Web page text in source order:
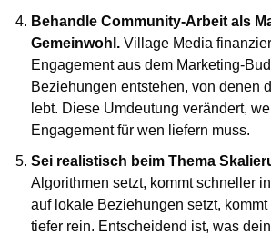
Behandle Community-Arbeit als
Gemeinwohl. Village Media
Engagement aus dem Marketing-
Beziehungen entstehen, von denen
lebt. Diese Umdeutung verändert,
Engagement für wen liefern muss.
Sei realistisch beim Thema
Algorithmen setzt, kommt schneller
auf lokale Beziehungen setzt,
tiefer rein. Entscheidend ist, was dein